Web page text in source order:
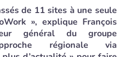
de 11 sites à une seule
», explique François
général du groupe
régionale via